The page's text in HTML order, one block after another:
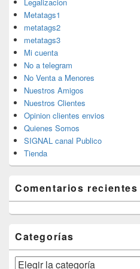
Metatags1
metatags2
metatags3
Mi cuenta
No a telegram
No Venta a Menores
Nuestros Amigos
Nuestros Clientes
Opinion clientes envios
Quienes Somos
SIGNAL canal Publico
Tienda
Comentarios recientes
Categorías
Categorías